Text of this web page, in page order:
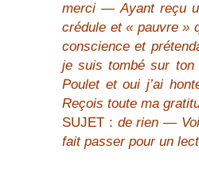
merci — Ayant reçu
crédule et « pauvre »
conscience et
je suis tombé sur ton
Poulet et oui j’ai
Reçois toute ma
SUJET : de rien —
fait passer pour un